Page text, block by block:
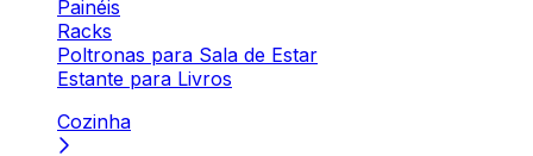
Painéis
Racks
Poltronas para Sala de Estar
Estante para Livros
Cozinha